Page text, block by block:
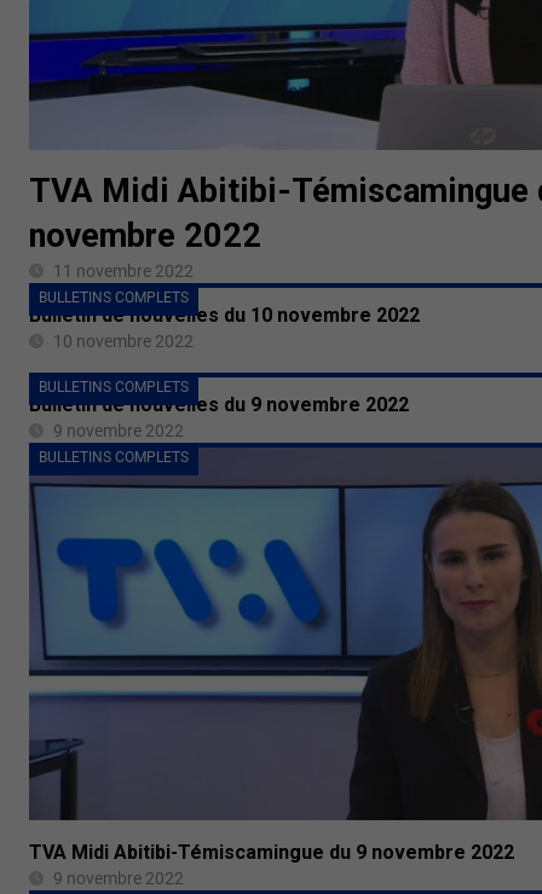
TVA Midi Abitibi-Témiscamingue
novembre 2022
11 novembre 2022
BULLETINS COMPLETS
Bulletin de nouvelles du 10 novembre 2022
10 novembre 2022
BULLETINS COMPLETS
Bulletin de nouvelles du 9 novembre 2022
9 novembre 2022
BULLETINS COMPLETS
TVA Midi Abitibi-Témiscamingue du 9 novembre 2022
9 novembre 2022